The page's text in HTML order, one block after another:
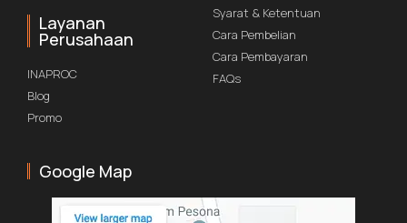
Layanan
Perusahaan
INAPROC
Blog
Promo
Syarat & Ketentuan
Cara Pembelian
Cara Pembayaran
FAQs
Google Map